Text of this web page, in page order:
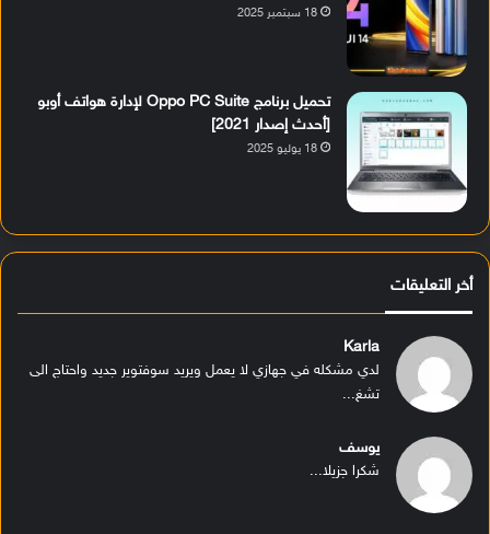
18 سبتمبر 2025
تحميل برنامج Oppo PC Suite لإدارة هواتف أوبو
[أحدث إصدار 2021]
18 يوليو 2025
أخر التعليقات
Karla
لدي مشكله في جهازي لا يعمل ويريد سوفتوير جديد واحتاج الى
تشغ...
يوسف
شكرا جزيلا...